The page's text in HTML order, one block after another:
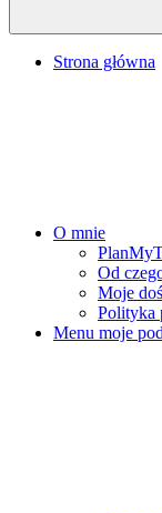
Strona główna
O mnie
Od
Moje
Polityka
Menu moje